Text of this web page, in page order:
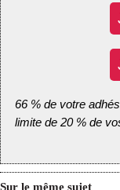
66 % de votre
limite de 20 % de
Sur le même sujet